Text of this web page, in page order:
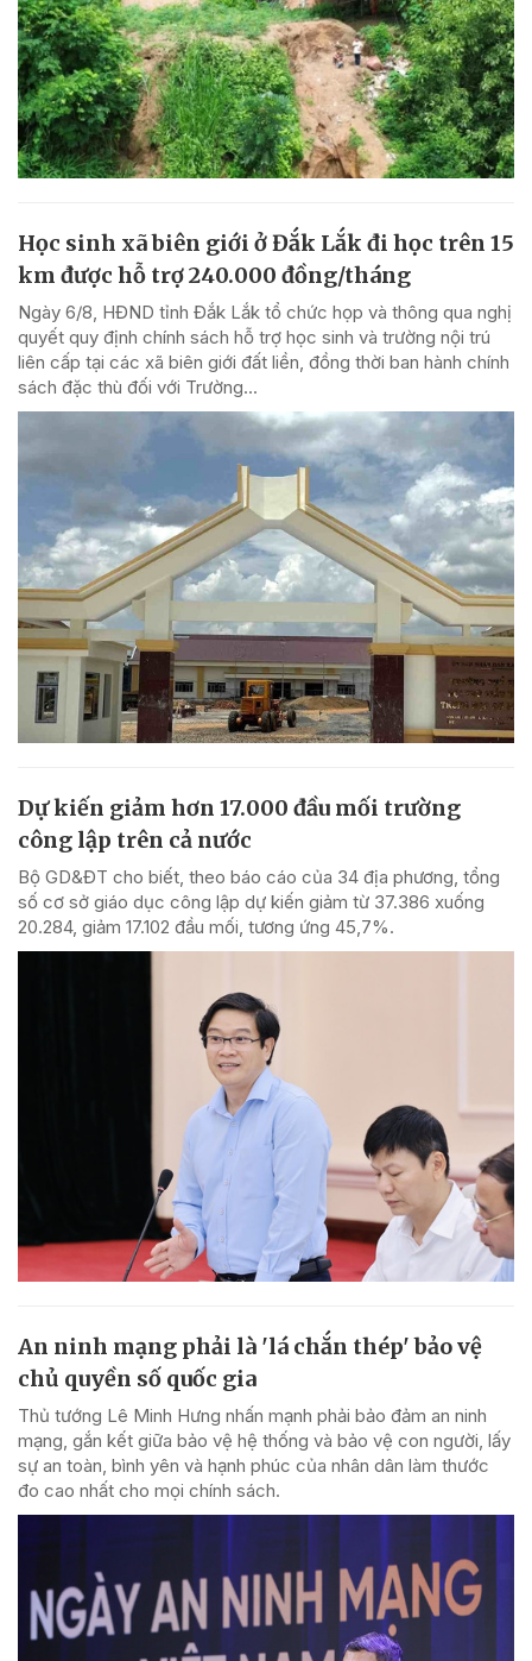
Học sinh xã biên giới ở Đắk Lắk đi học trên 15
km được hỗ trợ 240.000 đồng/tháng
Ngày 6/8, HĐND tỉnh Đắk Lắk tổ chức họp và thông qua nghị
quyết quy định chính sách hỗ trợ học sinh và trường nội trú
liên cấp tại các xã biên giới đất liền, đồng thời ban hành chính
sách đặc thù đối với Trường...
Dự kiến giảm hơn 17.000 đầu mối trường
công lập trên cả nước
Bộ GD&ĐT cho biết, theo báo cáo của 34 địa phương, tổng
số cơ sở giáo dục công lập dự kiến giảm từ 37.386 xuống
20.284, giảm 17.102 đầu mối, tương ứng 45,7%.
An ninh mạng phải là 'lá chắn thép' bảo vệ
chủ quyền số quốc gia
Thủ tướng Lê Minh Hưng nhấn mạnh phải bảo đảm an ninh
mạng, gắn kết giữa bảo vệ hệ thống và bảo vệ con người, lấy
sự an toàn, bình yên và hạnh phúc của nhân dân làm thước
đo cao nhất cho mọi chính sách.